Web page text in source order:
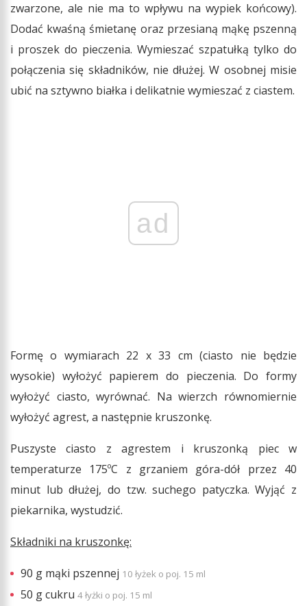
zwarzone, ale nie ma to wpływu na wypiek końcowy).
Dodać kwaśną śmietanę oraz przesianą mąkę pszenną
i proszek do pieczenia. Wymieszać szpatułką tylko do
połączenia się składników, nie dłużej. W osobnej misie
ubić na sztywno białka i delikatnie wymieszać z ciastem.
ad
Formę o wymiarach 22 x 33 cm (ciasto nie będzie
wysokie) wyłożyć papierem do pieczenia. Do formy
wyłożyć ciasto, wyrównać. Na wierzch równomiernie
wyłożyć agrest, a następnie kruszonkę.
Puszyste ciasto z agrestem i kruszonką piec w
temperaturze 175ºC z grzaniem góra-dół przez 40
minut lub dłużej, do tzw. suchego patyczka. Wyjąć z
piekarnika, wystudzić.
Składniki na kruszonkę:
90 g mąki pszennej 10 łyżek o poj. 15 ml
50 g cukru 4 łyżki o poj. 15 ml